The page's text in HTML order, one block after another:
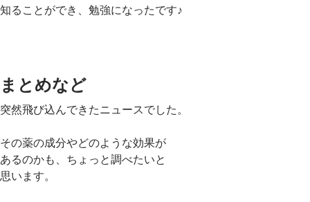
知ることができ、勉強になったです♪
まとめなど
突然飛び込んできたニュースでした。
その薬の成分やどのような効果が
あるのかも、ちょっと調べたいと
思います。